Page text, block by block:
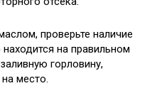
проверьте наличие
на правильном
горловину,
место.